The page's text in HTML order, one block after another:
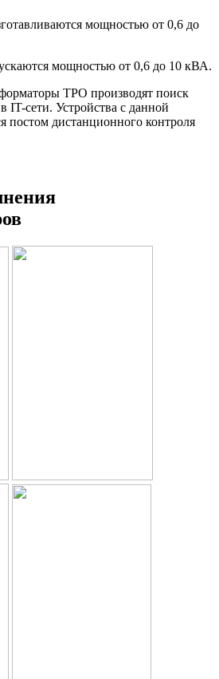
мощностью от 0,6 до
мощностью от 0,6 до 10 кВА.
ТРО производят поиск
IT-сети. Устройства с данной
постом дистанционного контроля